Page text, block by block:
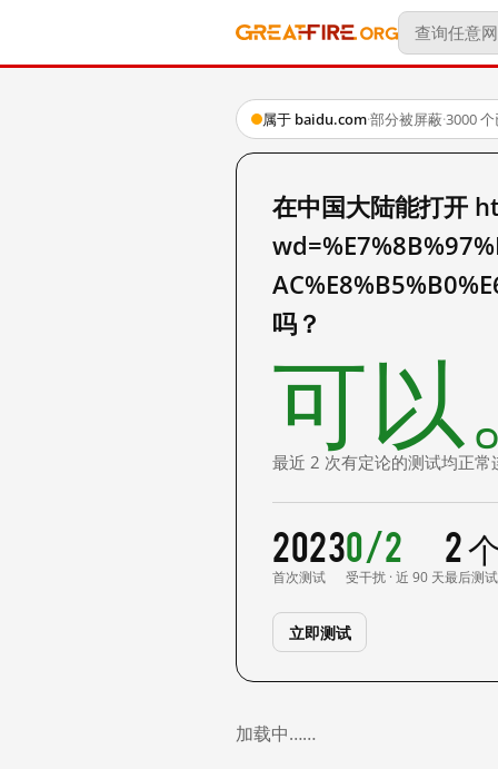
属于 baidu.com·部分被屏蔽·3000
在中国大陆能打开
吗？
可以
最近 2 次有定论的测试均正常
2023
首次测试
0/2
受干扰 · 近 90 天
2
最后测试
立即测试
加载中……